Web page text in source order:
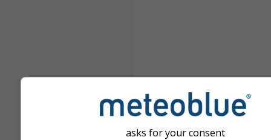
asks for your consent